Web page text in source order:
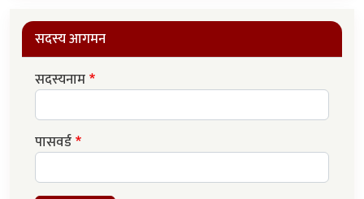
सदस्य आगमन
सदस्यनाम
पासवर्ड